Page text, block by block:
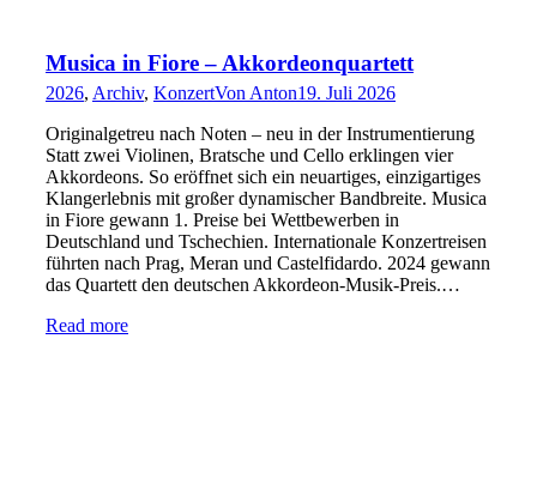
Musica in Fiore – Akkordeonquartett
2026, Archiv, KonzertVon Anton19. Juli 2026
Originalgetreu nach Noten – neu in der Instrumentierung
Statt zwei Violinen, Bratsche und Cello erklingen vier
Akkordeons. So eröffnet sich ein neuartiges, einzigartiges
Klangerlebnis mit großer dynamischer Bandbreite. Musica
in Fiore gewann 1. Preise bei Wettbewerben in
Deutschland und Tschechien. Internationale Konzertreisen
führten nach Prag, Meran und Castelfidardo. 2024 gewann
das Quartett den deutschen Akkordeon-Musik-Preis.…
Read more